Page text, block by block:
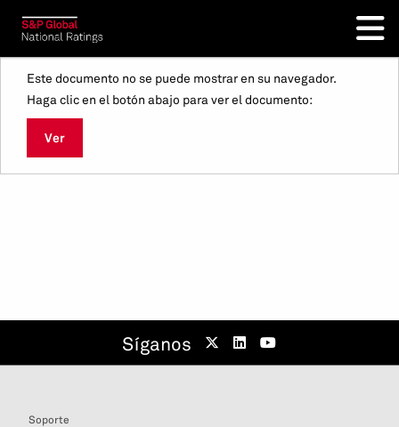
Este documento no se puede mostrar en su navegador.
Haga clic en el botón abajo para ver el documento:
Ver
Síganos
Soporte